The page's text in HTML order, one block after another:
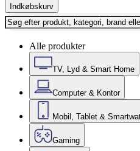
Indkøbskurv
Alle produkter
TV, Lyd & Smart Home
Computer & Kontor
Mobil, Tablet &
Gaming